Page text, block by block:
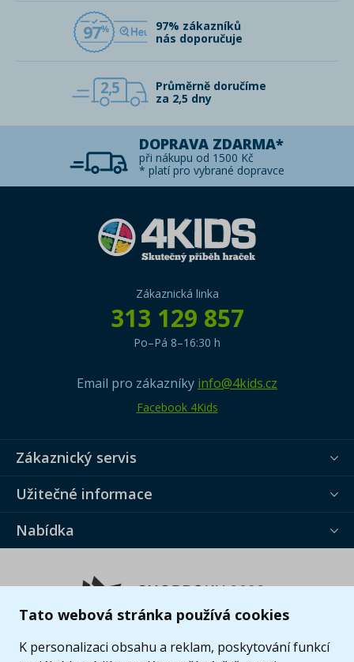
Tato webová stránka používá cookies
K personalizaci obsahu a reklam, poskytování funkcí
97
97% zákazníků
nás doporučuje
2,5
Průměrně doručíme
za 2,5 dny
DOPRAVA ZDARMA*
při nákupu od 1500 Kč
* platí pro vybrané dopravce
Zákaznická linka
313 129 857
Po–Pá 8–16:30 h
Email pro zákazníky info@4kids.cz
Facebook 4Kids
Zákaznický servis
Užitečné informace
Nabídka